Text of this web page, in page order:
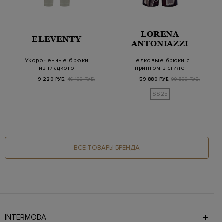
ELEVENTY
Укороченные брюки
из гладкого
9 220 РУБ. 46 100 РУБ.
LORENA
ANTONIAZZI
Шелковые брюки с
принтом в стиле
эластичным…
59 880 РУБ. 99 800 РУБ.
SS25
ВСЕ ТОВАРЫ БРЕНДА
INTERMODA